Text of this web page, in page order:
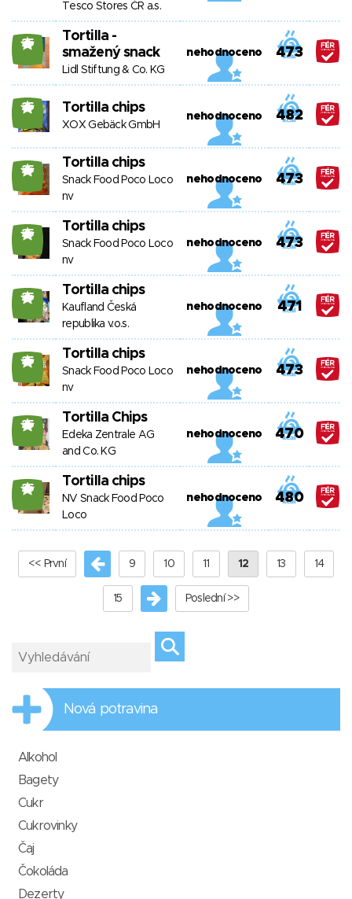
Tesco Stores ČR a.s.
25
Tortilla -
smažený snack
Lidl Stiftung & Co. KG
nehodnoceno 473
25 Tortilla chips
XOX Gebäck GmbH
nehodnoceno 482
25 Tortilla chips
Snack Food Poco Loco
nv
nehodnoceno 473
25 Tortilla chips
Snack Food Poco Loco
nv
nehodnoceno 473
25 Tortilla chips
Kaufland Česká
republika v.o.s.
nehodnoceno 471
25 Tortilla chips
Snack Food Poco Loco
nv
nehodnoceno 473
25 Tortilla Chips
Edeka Zentrale AG
and Co. KG
nehodnoceno 470
25 Tortilla chips
NV Snack Food Poco
Loco
nehodnoceno 480
<< První 9 10 11 12 13 14
15 Poslední >>
Nová potravina
Alkohol
Bagety
Cukr
Cukrovinky
Čaj
Čokoláda
Dezerty